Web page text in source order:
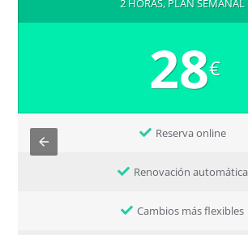
2 HORAS, PLAN SEMANAL
28€
Reserva online
Renovación automática
Cambios más flexibles